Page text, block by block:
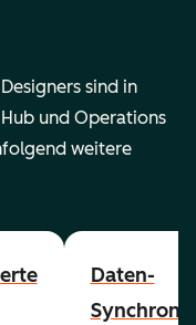
sind in
und Operations
weitere
Daten-